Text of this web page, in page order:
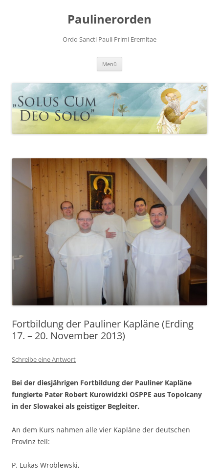
Paulinerorden
Ordo Sancti Pauli Primi Eremitae
Menü
Fortbildung der Pauliner Kapläne (Erding
17. – 20. November 2013)
Schreibe eine Antwort
Bei der diesjährigen Fortbildung der Pauliner Kapläne
fungierte Pater Robert Kurowidzki OSPPE aus Topolcany
in der Slowakei als geistiger Begleiter.
An dem Kurs nahmen alle vier Kapläne der deutschen
Provinz teil:
P. Lukas Wroblewski,